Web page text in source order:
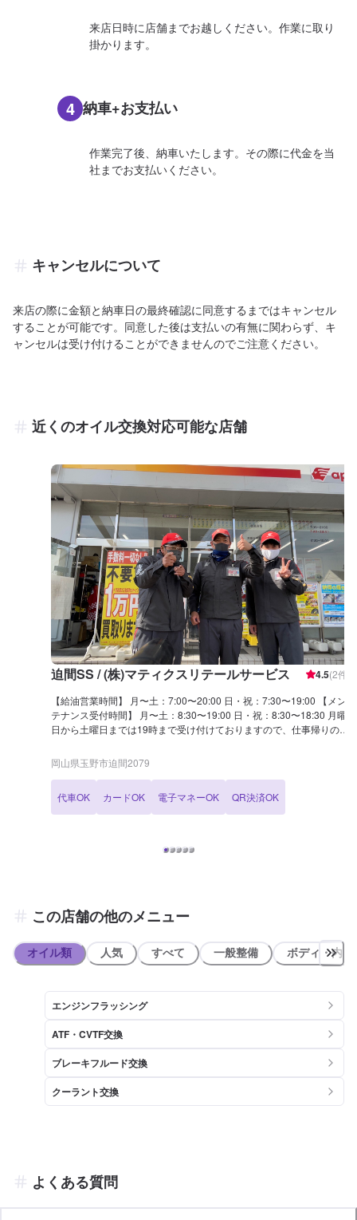
来店日時に店舗までお越しください。作業に取り
掛かります。
4 納車+お支払い
作業完了後、納車いたします。その際に代金を当
社までお支払いください。
キャンセルについて
来店の際に金額と納車日の最終確認に同意するまではキャンセル
することが可能です。同意した後は支払いの有無に関わらず、キ
ャンセルは受け付けることができませんのでご注意ください。
近くのオイル交換対応可能な店舗
迫間SS / (株)マティクスリテールサービス 4.5(2件)
【給油営業時間】 月〜土：7:00〜20:00 日・祝：7:30〜19:00 【メン
テナンス受付時間】 月〜土：8:30〜19:00 日・祝：8:30〜18:30 月曜
日から土曜日までは19時まで受け付けておりますので、仕事帰りの方
無料貸出可能です。詳細はネット予約時に「代車希望」をご選択くだ
さい！ [新車・中古車販売・買取] 車の販売・買取を実施しておりま
ッシュバック）で買い取ります。 ※リサイクル料込み ※軽自動車
は五千円 【国家資格保持者が在籍】 [整備士] 2級整備士が1名と3級整
岡山県玉野市迫間2079
代車OK カードOK 電子マネーOK QR決済OK
この店舗の他のメニュー
オイル類 人気 すべて 一般整備 ボディ・内装
エンジンフラッシング
ATF・CVTF交換
ブレーキフルード交換
クーラント交換
よくある質問